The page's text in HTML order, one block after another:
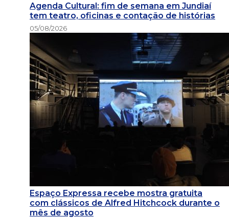
Agenda Cultural: fim de semana em Jundiaí
tem teatro, oficinas e contação de histórias
05/08/2026
Espaço Expressa recebe mostra gratuita
com clássicos de Alfred Hitchcock durante o
mês de agosto